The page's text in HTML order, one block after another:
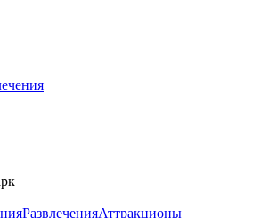
РазвлеченияАттракционы